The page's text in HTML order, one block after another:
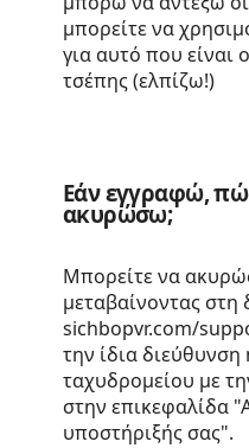
μπορείτε να
για αυτό που είναι
τσέπης (ελπίζω!)
Εάν εγγραφώ,
ακυρώσω;
Μπορείτε να
μεταβαίνοντας στη
sichbopvr.com/
την ίδια διεύθυνση
ταχυδρομείου με
στην επικεφαλίδα
υποστήριξής σας".